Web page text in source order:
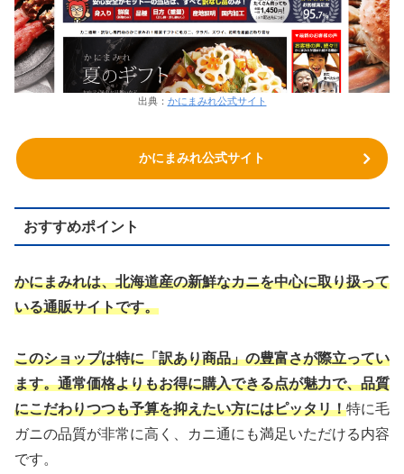
出典： かにまみれ公式サイト
かにまみれ公式サイト
おすすめポイント
かにまみれは、北海道産の新鮮なカニを中心に取り扱って
いる通販サイトです。
このショップは特に「訳あり商品」の豊富さが際立ってい
ます。通常価格よりもお得に購入できる点が魅力で、品質
にこだわりつつも予算を抑えたい方にはピッタリ！特に毛
ガニの品質が非常に高く、カニ通にも満足いただける内容
です。